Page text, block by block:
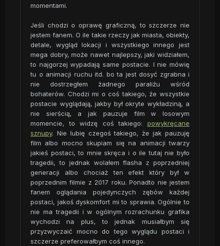
momentami.
Jeśli chodzi o oprawę graficzną, to szczerze nie
jestem fanem. O ile takie rzeczy jak miasta, obiekty,
detale, wygląd lokacji i wszystkiego innego jest
mega dobry, może nawet najlepszy, jaki widziałem,
to najgorzej wypadają same postacie. I nie mówię
tu o animacji ruchu itd. bo ta jest dosyć zgrabna i
nie dostrzegłem żadnego paraliżu wśród
bohaterów. Chodzi mi o coś takiego, że wszystkie
postacie wyglądają, jakby był okryte wykładziną, a
nie sierścią, a jak pauzuje film w losowym
momencie, to widzę coś takiego: powykręcane
sznupy. Nie lubię czegoś takiego, że jak pauzuję
film albo mocno skupiam się na animacji twarzy
jakieś postaci, to mnie skręca i o ile tutaj nie było
tragedii, to jednak wolałem flasha z poprzedniej
generacji albo chociaż ten efekt który był w
poprzednim filmie z 2017 roku. Ponadto nie jestem
fanem oglądania pojedynczych zębów każdej
postaci, jakoś dyskomfort mi to sprawia. Ogólnie to
nie ma tragedii i w ogólnym rozrachunku grafika
wychodzi na plus, to jednak musiałbym się
przyzwyczaić mocno do tego wyglądu postaci i
szczerze preferowałbym coś innego.